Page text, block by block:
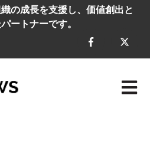
の成長を支援し、価値創出と
ートナーです。
メイ